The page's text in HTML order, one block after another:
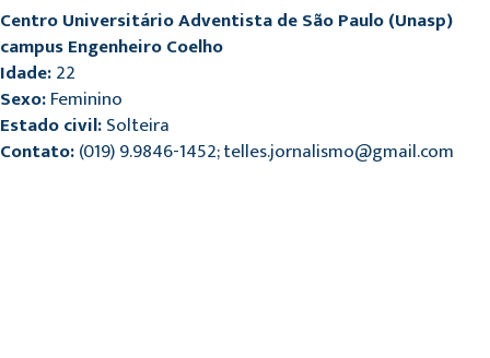
Centro Universitário Adventista de São Paulo (Unasp)
campus Engenheiro Coelho
Idade:22
Sexo:Feminino
Estado civil:Solteira
Contato:(019) 9.9846-1452; telles.jornalismo@gmail.com